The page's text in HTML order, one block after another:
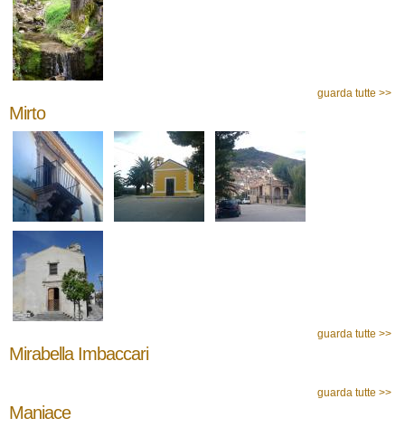
guarda tutte >>
Mirto
guarda tutte >>
Mirabella Imbaccari
guarda tutte >>
Maniace